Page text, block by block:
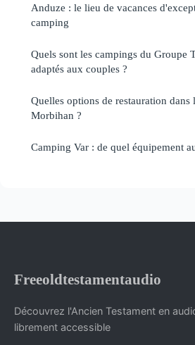
Anduze : le lieu de vacances
camping
Quels sont les campings du Groupe
adaptés aux couples ?
Quelles options de restauration dans
Morbihan ?
Camping Var : de quel équipement
Freeoldtestamentaudio
Découvrez l'Ancien Testament en
librement accessible